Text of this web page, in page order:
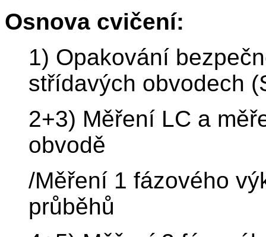
Osnova cvičení:
1) Opakování
střídavých obvodech
2+3) Měření LC a
obvodě
/Měření 1 fázového
průběhů